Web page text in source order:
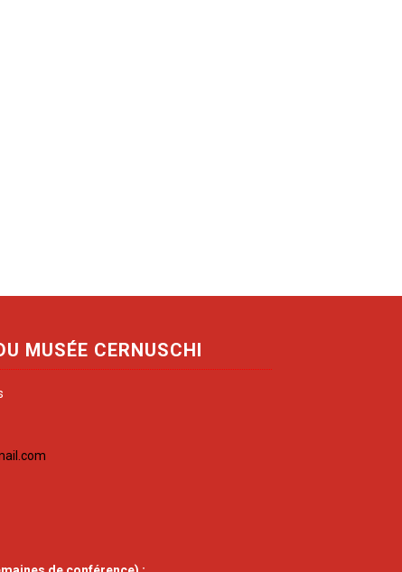
MUSÉE CERNUSCHI